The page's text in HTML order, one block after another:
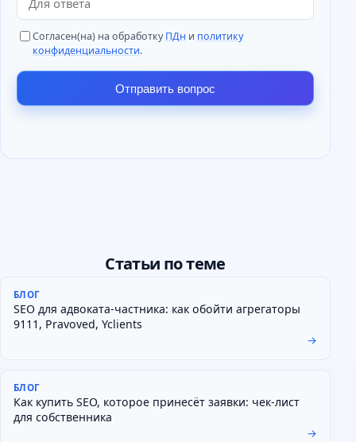
Согласен(на) на обработкуПДн и политику
конфиденциальности.
Отправить вопрос
Статьи по теме
БЛОГ
SEO для адвоката-частника: как обойти агрегаторы
9111, Pravoved, Yclients
→
БЛОГ
Как купить SEO, которое принесёт заявки: чек-лист
для собственника
→